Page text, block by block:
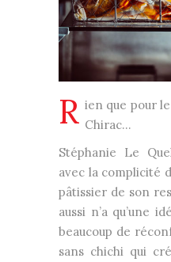
R ien que pour
Chirac…
Stéphanie Le
avec la complicité
pâtissier de son
aussi n’a qu’une
beaucoup de
sans chichi qui